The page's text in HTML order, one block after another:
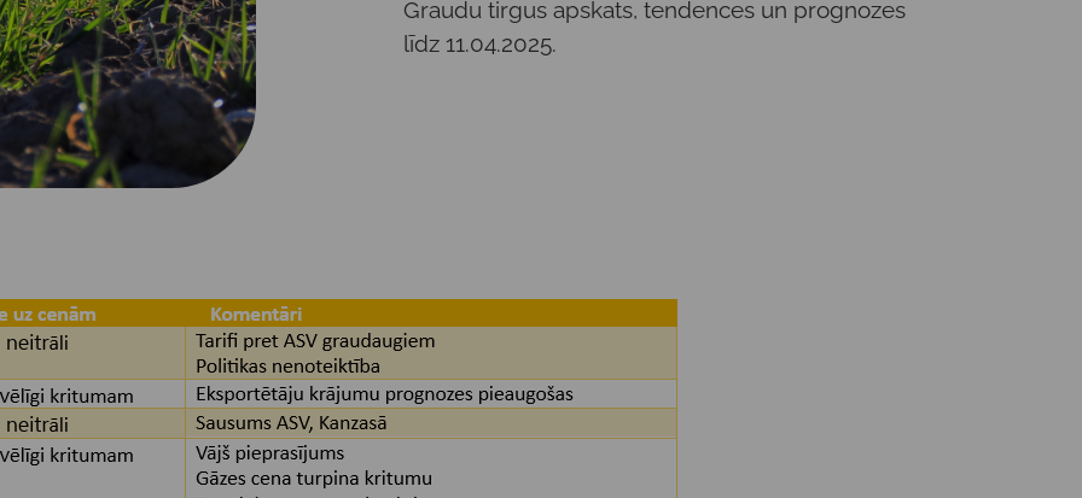
Graudu tirgus apskats, tendences un prognozes
līdz 11.04.2025.